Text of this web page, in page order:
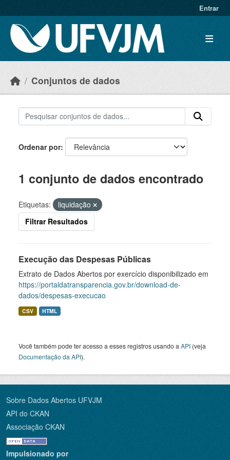
Entrar
Conjuntos de dados
Ordenar por
1 conjunto de dados encontrado
Etiquetas:
liquidação
Filtrar Resultados
Execução das Despesas Públicas
Extrato de Dados Abertos por exercício disponibilizado em
https://portaldatransparencia.gov.br/download-de-
dados/despesas-execucao
CSV HTML
Você também pode ter acesso a esses registros usando a API (veja
Documentação da API).
Sobre Dados Abertos UFVJM
API do CKAN
Associação CKAN
Impulsionado por